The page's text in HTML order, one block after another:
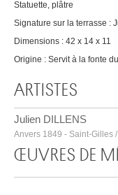
Statuette, plâtre
Signature sur la terrasse :
Dimensions : 42 x 14 x 11
Origine : Servit à la fonte
ARTISTES
Julien DILLENS
Anvers 1849 - Saint-Gilles
ŒUVRES DE